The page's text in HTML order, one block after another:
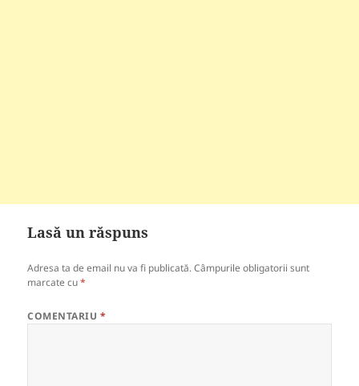
Lasă un răspuns
Adresa ta de email nu va fi publicată. Câmpurile obligatorii sunt
marcate cu*
COMENTARIU *